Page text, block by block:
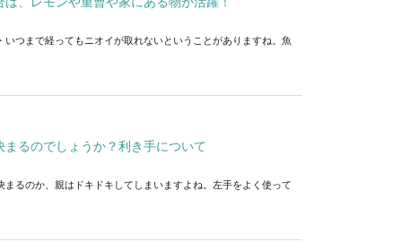
つまで経ってもニオイが取れないということがありますね。魚
るのでしょうか？利き手について
まるのか、親はドキドキしてしまいますよね。左手をよく使って